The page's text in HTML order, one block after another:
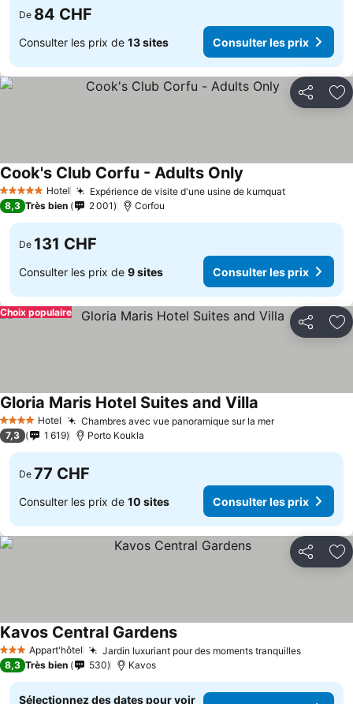
De 84 CHF
Consulter les prix de 13 sites Consulter les prix
Partager
5 Étoiles Hotel Expérience de visite d'une usine de kumquat
Cook's Club Corfu - Adults Only
8,3 Très bien 2 001 Corfou
De 131 CHF
Consulter les prix de 9 sites Consulter les prix
Partager
Choix populaire
4 Étoiles Hotel Chambres avec vue panoramique sur la mer
Gloria Maris Hotel Suites and Villa
7,3 1 619 Porto Koukla
De 77 CHF
Consulter les prix de 10 sites Consulter les prix
Partager
3 ÉtoilesAppart'hôtel Jardin luxuriant pour des moments tranquilles
Kavos Central Gardens
8,3 Très bien 530 Kavos
Sélectionnez des dates pour voir